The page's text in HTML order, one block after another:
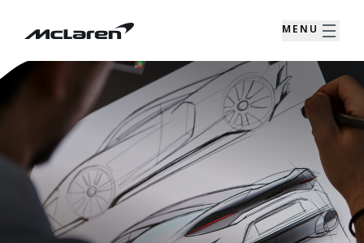
MENU